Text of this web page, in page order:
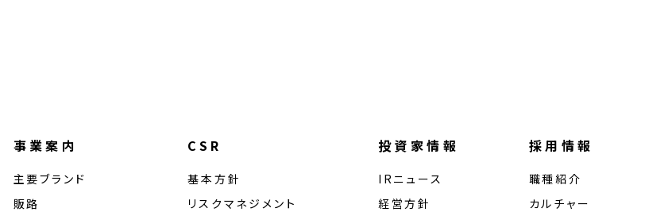
事業案内
主要ブランド
販路
CSR
基本方針
リスクマネジメント
投資家情報
IRニュース
経営⽅針
採用情報
職種紹介
カルチャー